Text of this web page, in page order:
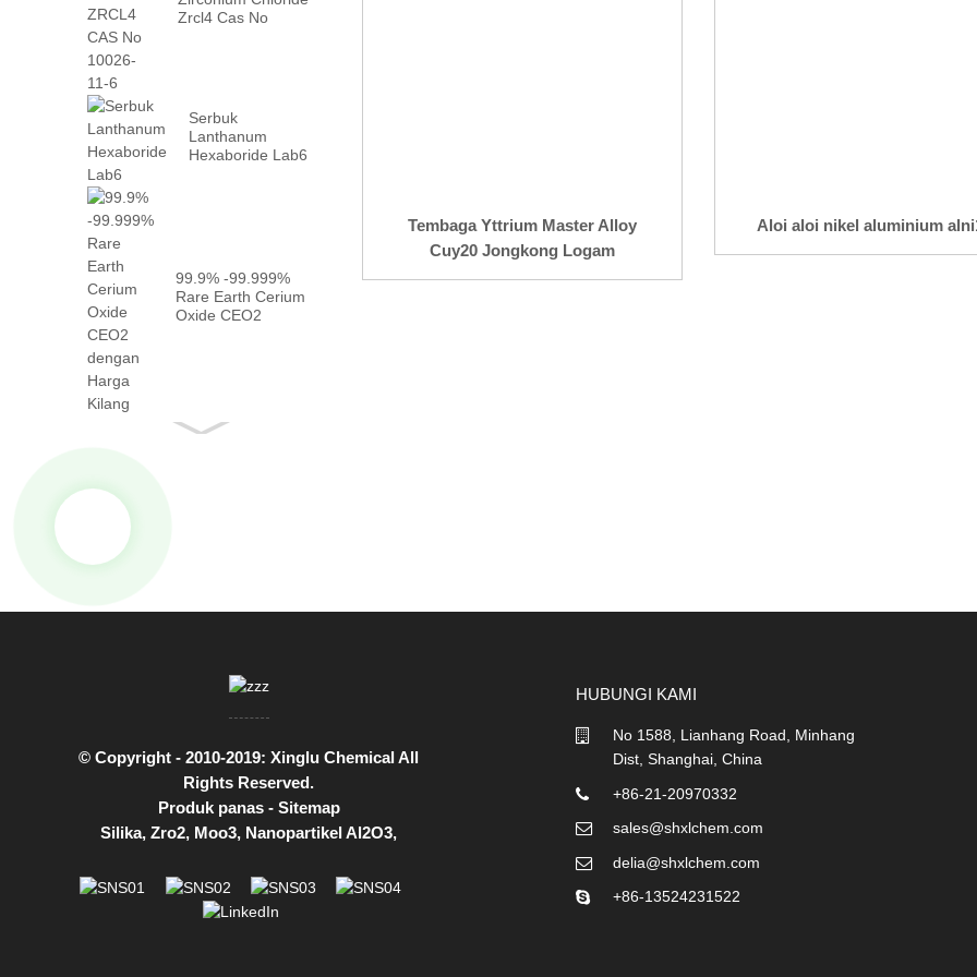
Zrcl4 Cas No
Serbuk
Lanthanum
Hexaboride Lab6
99.9% -99.999%
Rare Earth Cerium
Oxide CEO2
Tembaga Yttrium Master Alloy
Cuy20 Jongkong Logam
Aloi aloi nikel aluminium
© Copyright - 2010-2019: Xinglu Chemical All
Rights Reserved.
Produk panas- Sitemap
Silika, Zro2, Moo3, Nanopartikel Al2O3,
HUBUNGI KAMI
No 1588, Lianhang Road, Minhang
Dist, Shanghai, China
+86-21-20970332
sales@shxlchem.com
delia@shxlchem.com
+86-13524231522